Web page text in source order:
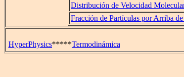
Distribución de Velocidad
Fracción de Partículas por Arriba
HyperPhysics*****Termodinámica